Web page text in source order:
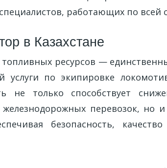
работающих по всей
в Казахстане
ресурсов —
услуги по экипировке
не только способствует
перевозок, но и
безопасность,